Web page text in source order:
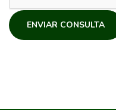
ENVIAR CONSULTA